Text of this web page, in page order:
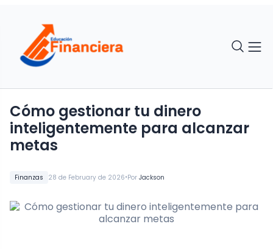
Finanzas 28 de February de 2026•Por Jackson
Cómo gestionar tu dinero
inteligentemente para alcanzar
metas